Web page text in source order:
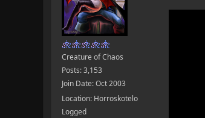
Creature of Chaos
Posts: 3,153
Join Date: Oct 2003
Location: Horroskotelo
Logged